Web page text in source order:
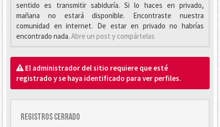
sentido es transmitir sabiduría. Si lo haces en privado,
mañana no estará disponible. Encontraste nuestra
comunidad en internet. De estar en privado no habrías
encontrado nada. Abre un post y compártelas
El administrador del sitio requiere que esté
registrado y se haya identificado para ver perfiles.
Registros cerrado